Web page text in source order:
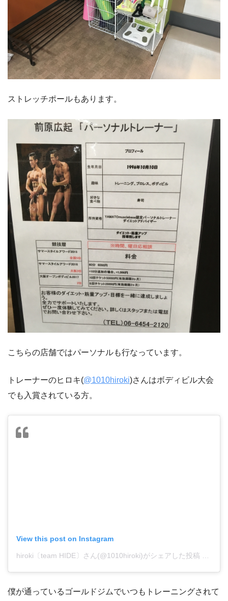
ストレッチポールもあります。
こちらの店舗ではパーソナルも行なっています。
トレーナーのヒロキ(@1010hiroki)さんはボディビル大会
でも入賞されている方。
View this post on Instagram
hiroki〔team HIDE〕さん(@1010hiroki)がシェアした投稿
僕が通っているゴールドジムでいつもトレーニングされて